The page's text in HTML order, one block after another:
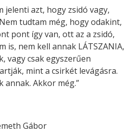
jelenti azt, hogy zsidó vagy,
tudtam még, hogy odakint,
pont így van, ott az a zsidó,
is, nem kell annak LÁTSZANIA,
vagy csak egyszerűen
mint a csirkét levágásra.
Akkor még.”
Gábor